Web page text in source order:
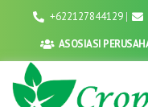
content
+622127844129
ASOSIASI